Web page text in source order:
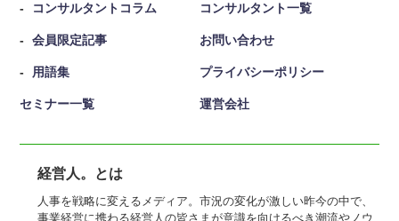
コンサルタントコラム
会員限定記事
用語集
セミナー一覧
コンサルタント一覧
お問い合わせ
プライバシーポリシー
運営会社
経営人。とは
人事を戦略に変えるメディア。市況の変化が激しい昨今の中で、
事業経営に携わる経営人の皆さまが意識を向けるべき潮流やノウ